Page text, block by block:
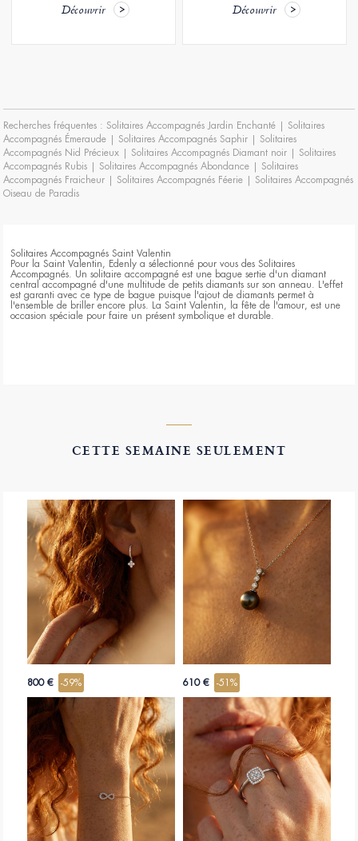
Découvrir Découvrir
Recherches fréquentes : Solitaires Accompagnés Jardin Enchanté | Solitaires
Accompagnés Émeraude | Solitaires Accompagnés Saphir | Solitaires
Accompagnés Nid Précieux | Solitaires Accompagnés Diamant noir | Solitaires
Accompagnés Rubis | Solitaires Accompagnés Abondance | Solitaires
Accompagnés Fraicheur | Solitaires Accompagnés Féerie | Solitaires Accompagnés
Oiseau de Paradis
Solitaires Accompagnés Saint Valentin
Pour la Saint Valentin, Edenly a sélectionné pour vous des Solitaires
Accompagnés. Un solitaire accompagné est une bague sertie d'un diamant
central accompagné d'une multitude de petits diamants sur son anneau. L'effet
est garanti avec ce type de bague puisque l'ajout de diamants permet à
l'ensemble de briller encore plus. La Saint Valentin, la fête de l'amour, est une
occasion spéciale pour faire un présent symbolique et durable.
CETTE SEMAINE SEULEMENT
800 € -59% 610 € -51%